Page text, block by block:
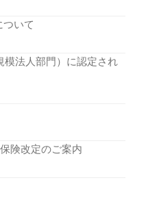
いて
模法人部門）に認定され
険改定のご案内